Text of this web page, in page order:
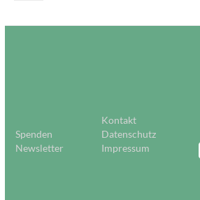
Kontakt
Spenden
Datenschutz
Newsletter
Impressum